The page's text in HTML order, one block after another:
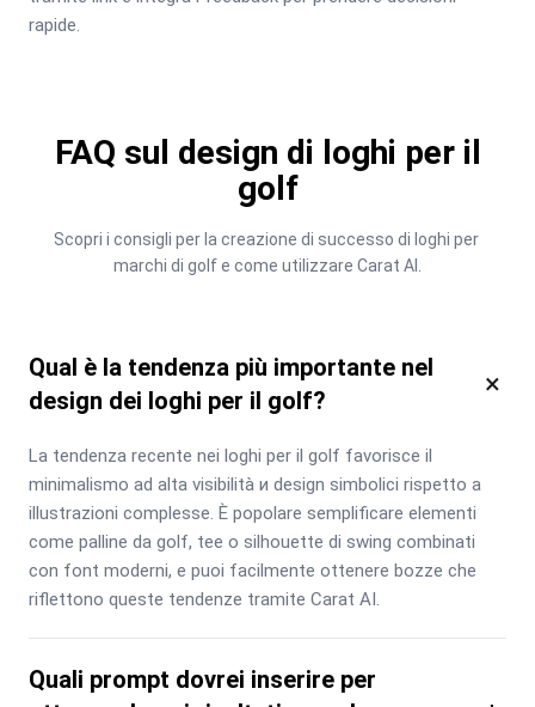
rapide.
FAQ sul design di loghi per il
golf
Scopri i consigli per la creazione di successo di loghi per
marchi di golf e come utilizzare Carat AI.
Qual è la tendenza più importante nel
design dei loghi per il golf?
×
La tendenza recente nei loghi per il golf favorisce il
minimalismo ad alta visibilità и design simbolici rispetto a
illustrazioni complesse. È popolare semplificare elementi
come palline da golf, tee o silhouette di swing combinati
con font moderni, e puoi facilmente ottenere bozze che
riflettono queste tendenze tramite Carat AI.
Quali prompt dovrei inserire per